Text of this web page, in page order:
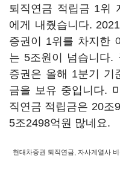
퇴직연금 적립금 1위
에게 내줬습니다.
증권이 1위를 차지한
는 5조원이 넘습니다.
증권은 올해 1분기 기
금을 보유 중입니다.
직연금 적립금은 20조
5조2498억원 많네요.
현대차증권 퇴직연금, 자사계열사